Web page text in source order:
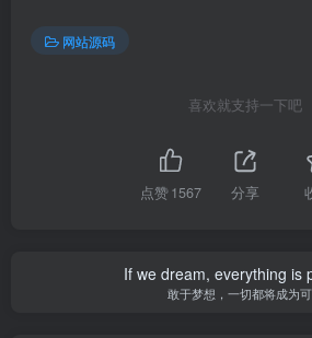
网站源码
喜欢就支持一下吧
点赞1567 分享
If we dream, everything is
敢于梦想，一切都将成为